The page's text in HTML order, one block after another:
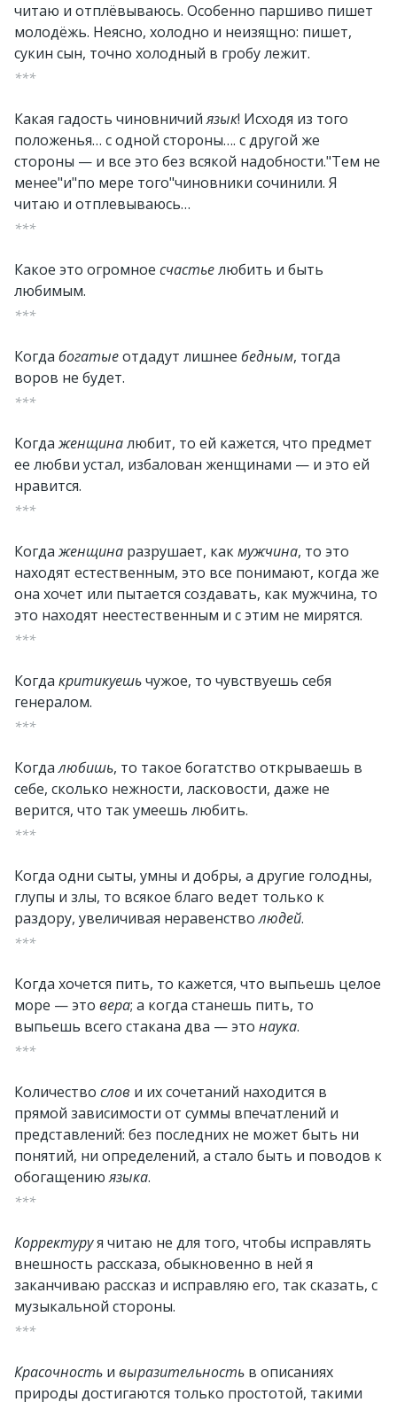
читаю и отплёвываюсь. Особенно паршиво пишет
молодёжь. Неясно, холодно и неизящно: пишет,
сукин сын, точно холодный в гробу лежит.
***
Какая гадость чиновничийязык! Исходя из того
положенья… с одной стороны…. с другой же
стороны — и все это без всякой надобности."Тем не
менее"и"по мере того"чиновники сочинили. Я
читаю и отплевываюсь…
***
Какое это огромное счастьелюбить и быть
любимым.
***
Когда богатыеотдадут лишнее бедным, тогда
воров не будет.
***
Когдаженщиналюбит, то ей кажется, что предмет
ее любви устал, избалован женщинами — и это ей
нравится.
***
Когдаженщина разрушает, какмужчина, то это
находят естественным, это все понимают, когда же
она хочет или пытается создавать, как мужчина, то
это находят неестественным и с этим не мирятся.
***
Когда критикуешьчужое, то чувствуешь себя
генералом.
***
Когдалюбишь, то такое богатство открываешь в
себе, сколько нежности, ласковости, даже не
верится, что так умеешь любить.
***
Когда одни сыты, умны и добры, а другие голодны,
глупы и злы, то всякое благо ведет только к
раздору, увеличивая неравенстволюдей.
***
Когда хочется пить, то кажется, что выпьешь целое
море — это вера; а когда станешь пить, то
выпьешь всего стакана два — это наука.
***
Количество слов и их сочетаний находится в
прямой зависимости от суммы впечатлений и
представлений: без последних не может быть ни
понятий, ни определений, а стало быть и поводов к
обогащениюязыка.
***
Корректуруя читаю не для того, чтобы исправлять
внешность рассказа, обыкновенно в ней я
заканчиваю рассказ и исправляю его, так сказать, с
музыкальной стороны.
***
Красочность и выразительность в описаниях
природы достигаются только простотой, такими